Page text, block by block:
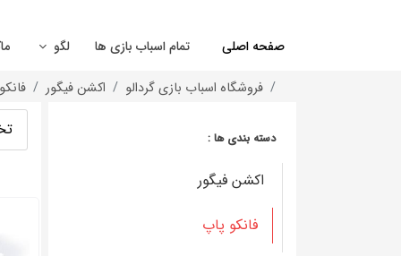
صفحه اصلی تمام اسباب بازی ها لگو
فروشگاه اسباب بازی گردالو اکشن فیگور
دسته بندی ها :
اکشن فیگور
فانکو پاپ